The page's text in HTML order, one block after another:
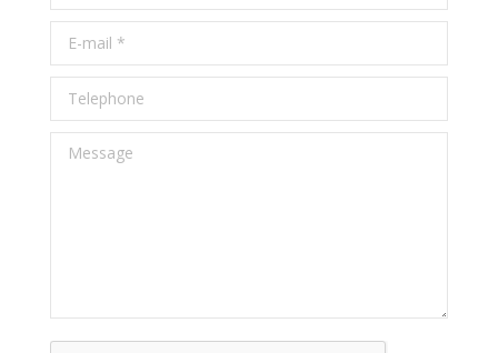
E-mail *
Telephone
Message